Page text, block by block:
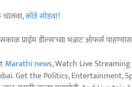
चालवा,कोडे सोडवा!
प्राईम डील्स'च्या भन्नाट ऑफर्स
Marathi news, Watch Live
Get the Politics, Entertainment,